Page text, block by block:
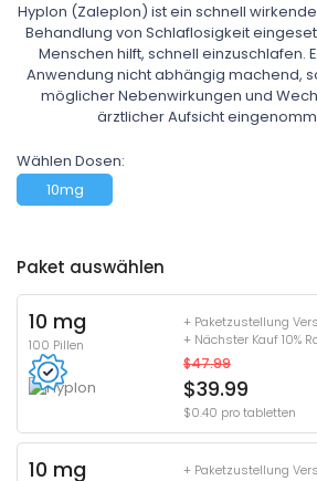
Hyplon (Zaleplon) ist ein schnell
Behandlung von Schlaflosigkeit
Menschen hilft, schnell einzuschlafen.
Anwendung nicht abhängig machend,
möglicher Nebenwirkungen und
ärztlicher Aufsicht
Wählen Dosen:
10mg
Paket auswählen
10 mg
100 Pillen
+ Paketzustellung
+ Nächster Kauf 10%
$47.99
$39.99
$0.40 pro tabletten
10 mg
+ Paketzustellung